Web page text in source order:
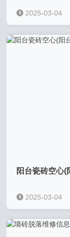
2025-03-04
阳台瓷砖空心(
2025-03-04